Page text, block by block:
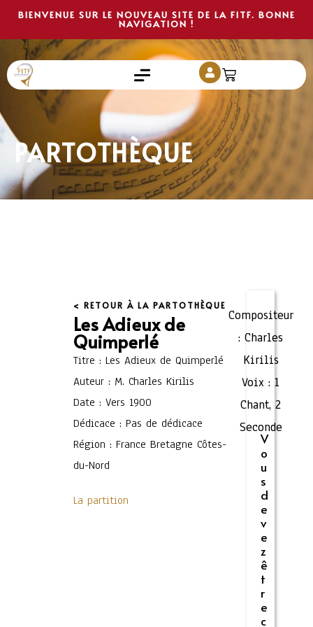
BIENVENUE SUR LE NOUVEAU SITE DE LA FITF. BONNE
NAVIGATION !
PARTOTHÈQUE
< RETOUR À LA PARTOTHÈQUE
Les Adieux de
Quimperlé
Titre : Les Adieux de Quimperlé
Auteur : M. Charles Kirilis
Date : Vers 1900
Dédicace : Pas de dédicace
Région : France Bretagne Côtes-
du-Nord
La partition
Compositeur
: Charles
Kirilis
Voix : 1
Chant,2
Seconde
V
o
u
s
d
e
v
e
z
ê
t
r
e
c